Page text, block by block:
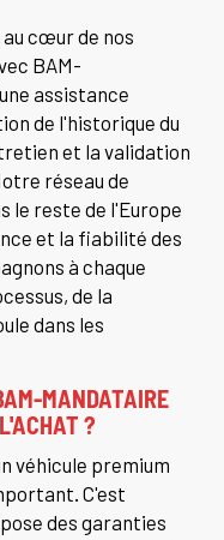
cœur de nos
BAM-
assistance
de l'historique du
et la validation
réseau de
le reste de l'Europe
et la fiabilité des
à chaque
de la
dans les
MANDATAIRE
?
véhicule premium
C'est
des garanties